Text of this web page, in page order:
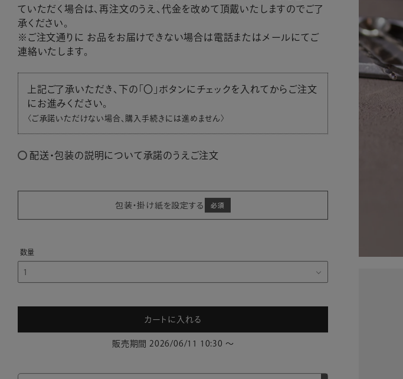
ていただく場合は、再注文のうえ、代金を改めて頂戴いたしますのでご了
承ください。
※ご注文通りに お品をお届けできない場合は電話またはメールにてご
連絡いたします。
上記ご了承いただき、下の「〇」ボタンにチェックを入れてからご注文
にお進みください。
〈ご承諾いただけない場合、購入手続きには進めません〉
配送・包装の説明について承諾のうえご注文
包装・掛け紙を設定する
カートに入れる
販売期間 2026/06/11 10:30 〜